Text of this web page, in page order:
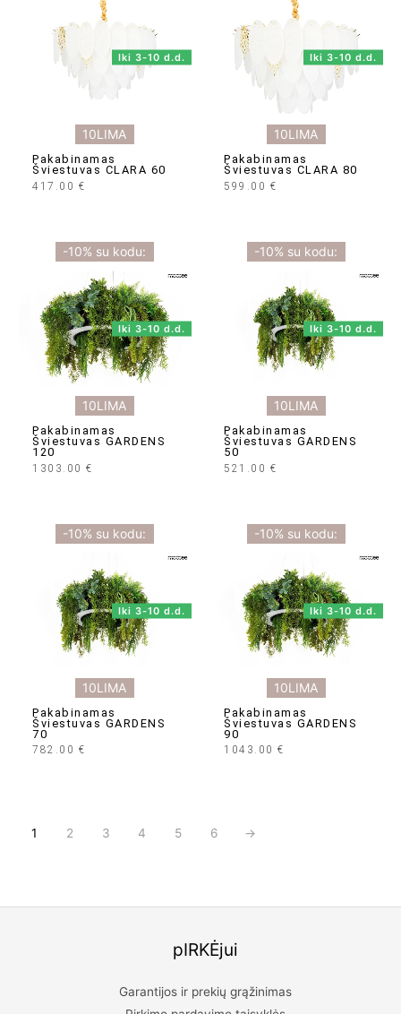
10LIMA
Iki 3-10 d.d.
Pakabinamas
Šviestuvas CLARA 60
417.00 €
10LIMA
Iki 3-10 d.d.
Pakabinamas
Šviestuvas CLARA 80
599.00 €
10LIMA
-10% su kodu:
Iki 3-10 d.d.
Pakabinamas
Šviestuvas GARDENS
120
1303.00€
10LIMA
-10% su kodu:
Iki 3-10 d.d.
Pakabinamas
Šviestuvas GARDENS
50
521.00 €
10LIMA
-10% su kodu:
Iki 3-10 d.d.
Pakabinamas
Šviestuvas GARDENS
70
782.00 €
10LIMA
-10% su kodu:
Iki 3-10 d.d.
Pakabinamas
Šviestuvas GARDENS
90
1043.00€
1 2 3 4 5 6 →
pIRKĖjui
Garantijos ir prekių grąžinimas